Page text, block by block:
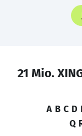
21 Mio.
A B C D
Q